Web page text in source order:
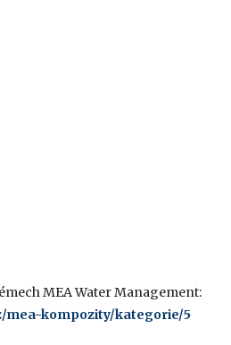
MEA Water Management:
mea-kompozity/kategorie/5